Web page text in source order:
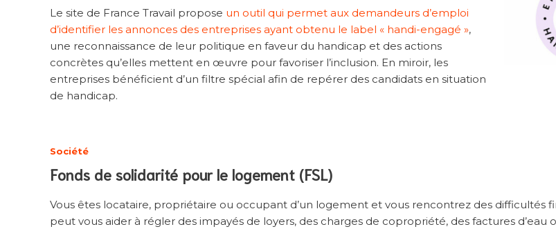
Le site de France Travail propose un outil qui permet aux demandeurs d’emploi
d’identifier les annonces des entreprises ayant obtenu le label « handi-engagé »,
une reconnaissance de leur politique en faveur du handicap et des actions
concrètes qu’elles mettent en œuvre pour favoriser l’inclusion. En miroir, les
entreprises bénéficient d’un filtre spécial afin de repérer des candidats en situation
de handicap.
Société
Fonds de solidarité pour le logement (FSL)
Vous êtes locataire, propriétaire ou occupant d’un logement et vous rencontrez des difficultés
peut vous aider à régler des impayés de loyers, des charges de copropriété, des factures d’eau